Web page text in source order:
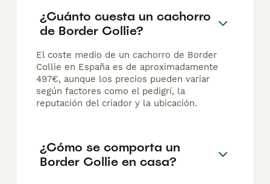
¿Cuánto cuesta un cachorro
de Border Collie?
El coste medio de un cachorro de Border
Collie en España es de aproximadamente
497€, aunque los precios pueden variar
según factores como el pedigrí, la
reputación del criador y la ubicación.
¿Cómo se comporta un
Border Collie en casa?